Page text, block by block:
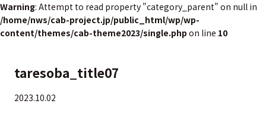
Warning: Attempt to read property "category_parent" on null in
/home/nws/cab-project.jp/public_html/wp/wp-
content/themes/cab-theme2023/single.php on line 10
taresoba_title07
2023.10.02